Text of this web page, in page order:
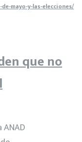
mayo-y-las-elecciones/
que no